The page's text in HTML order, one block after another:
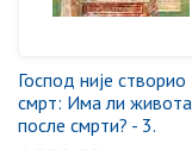
Господ није створио
смрт: Има ли живота
после смрти? - 3.